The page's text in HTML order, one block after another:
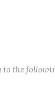
to the